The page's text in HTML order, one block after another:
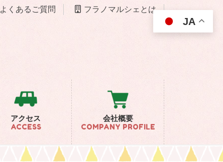
よくあるご質問 フラノマルシェとは
アクセス
ACCESS
会社概要
COMPANY PROFILE
JA